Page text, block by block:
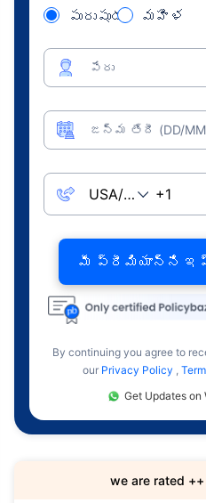
పురుషుడు మహిళ
పేరు
జన్మ తేదీ (DD/MM/
మీ ప్రీమియాన్ని
By continuing you agree to
our Privacy Policy ,
Get Updates on
we are rated ++